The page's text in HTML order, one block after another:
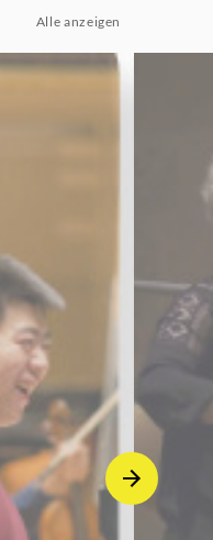
Alle anzeigen